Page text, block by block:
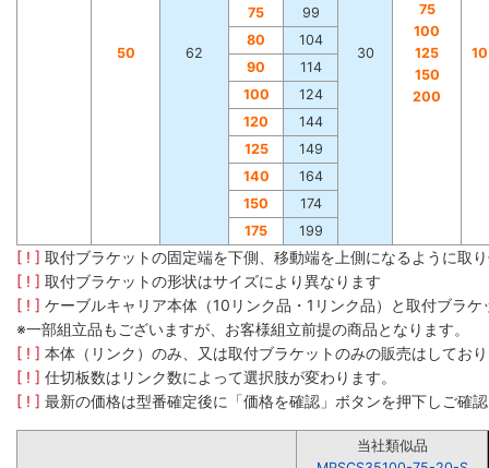
50 62 30
75
100
125
150
200
75
99
80
104
90
114
100
124
120
144
125
149
140
164
150
174
175
199
[ ! ] 取付ブラケットの固定端を下側、移動端を上側になるように取
[ ! ] 取付ブラケットの形状はサイズにより異なります
[ ! ] ケーブルキャリア本体（10リンク品・1リンク品）と取付ブラ
※一部組立品もございますが、お客様組立前提の商品となります。
[ ! ] 本体（リンク）のみ、又は取付ブラケットのみの販売はしてお
[ ! ] 仕切板数はリンク数によって選択肢が変わります。
[ ! ] 最新の価格は型番確定後に「価格を確認」ボタンを押下しご確
当社類似品